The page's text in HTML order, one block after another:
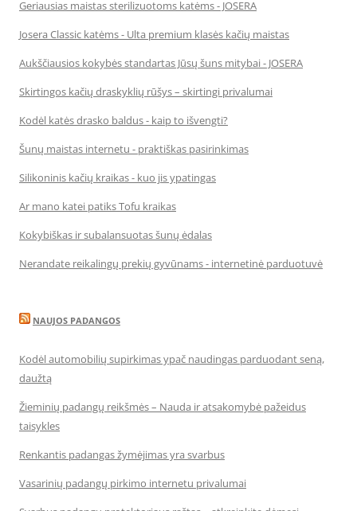
Geriausias maistas sterilizuotoms katėms - JOSERA
Josera Classic katėms - Ulta premium klasės kačių maistas
Aukščiausios kokybės standartas Jūsų šuns mitybai - JOSERA
Skirtingos kačių draskyklių rūšys – skirtingi privalumai
Kodėl katės drasko baldus - kaip to išvengti?
Šunų maistas internetu - praktiškas pasirinkimas
Silikoninis kačių kraikas - kuo jis ypatingas
Ar mano katei patiks Tofu kraikas
Kokybiškas ir subalansuotas šunų ėdalas
Nerandate reikalingų prekių gyvūnams - internetinė parduotuvė
NAUJOS PADANGOS
Kodėl automobilių supirkimas ypač naudingas parduodant seną,
daužtą
Žieminių padangų reikšmės – Nauda ir atsakomybė pažeidus
taisykles
Renkantis padangas žymėjimas yra svarbus
Vasarinių padangų pirkimo internetu privalumai